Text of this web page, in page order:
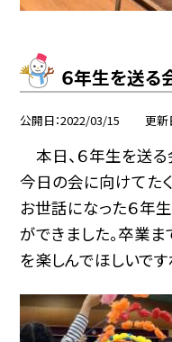
６年生を送る
公開日 2022/03/15 更新
本日、６年生を送る
今日の会に向けてた
お世話になった６年
ができました。卒業
を楽しんでほしいです